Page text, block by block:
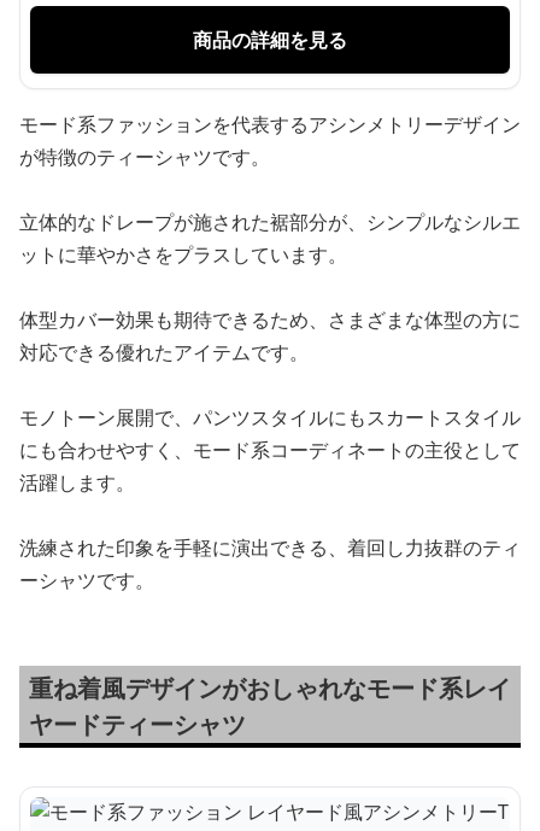
商品の詳細を見る
モード系ファッションを代表するアシンメトリーデザイン
が特徴のティーシャツです。
立体的なドレープが施された裾部分が、シンプルなシルエ
ットに華やかさをプラスしています。
体型カバー効果も期待できるため、さまざまな体型の方に
対応できる優れたアイテムです。
モノトーン展開で、パンツスタイルにもスカートスタイル
にも合わせやすく、モード系コーディネートの主役として
活躍します。
洗練された印象を手軽に演出できる、着回し力抜群のティ
ーシャツです。
重ね着風デザインがおしゃれなモード系レイ
ヤードティーシャツ